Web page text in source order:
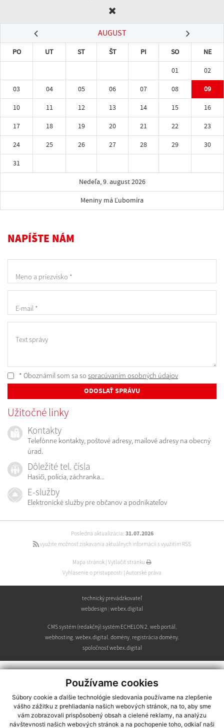
Používame cookies
Súbory cookie a ďalšie technológie sledovania používame na zlepšenie
vášho zážitku z prehliadania našich webových stránok, na to, aby sme
vám zobrazovali prispôsobený obsah a cielené reklamy, na analýzu
návštevnosti našich webových stránok a na pochopenie toho, odkiaľ naši
AUGUST
PO UT ST ŠT PI SO
NE
01
02
03
04 05 06 07 08
09
10
11 12 13 14 15
16
17
18 19 20 21 22
23
24
25 26 27 28 29
30
31
Nedeľa, 9. august 2026
Meniny má Ľubomíra
NAPÍŠTE NÁM
Meno a priezvisko *
E-mail *
Text správy
* Oboznámil som sa so spracúvaním osobných údajov
ODOSLAŤ SPRÁVU
Užitočné linky
Kontakty
Telefónne kontakty, poštové adresy, mailové adresy na obecný
úrad.
Dôležité tel. čísla
Hasiči, polícia, záchranka...
E-služby
Elektronické služby pre občanov a podnikateľov
Posledná aktualizácia: 31.07.2026
využite možnosť získavania aktuálnych informácií s využitím RSS
Mapa stránok Vytlačiť stránku
Vyhlásenie o prístupnosti Autorské práva
technický prevádzkovateľ
webdesign webex.digital
CMS systém (redakčný) systém ECHELON 2, web portál ,
webhosting, webex.digital , domény, registrácia domény,
spoločnosť webex.digital